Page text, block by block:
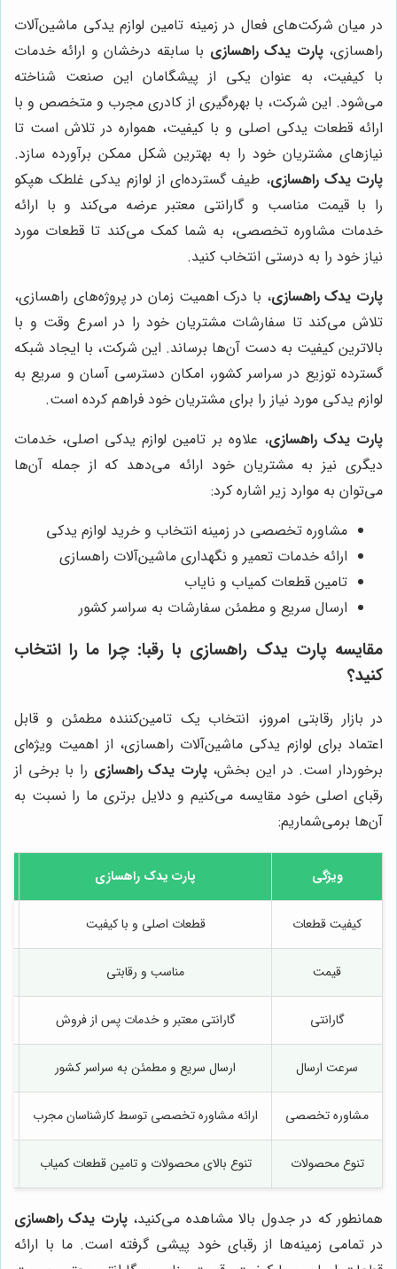
در میان شرکت‌های فعال در زمینه تامین لوازم یدکی ماشین‌آلات
راهسازی،پارت یدک راهسازی با سابقه درخشان و ارائه خدمات
با کیفیت، به عنوان یکی از پیشگامان این صنعت شناخته
می‌شود. این شرکت، با بهره‌گیری از کادری مجرب و متخصص و با
ارائه قطعات یدکی اصلی و با کیفیت، همواره در تلاش است تا
نیازهای مشتریان خود را به بهترین شکل ممکن برآورده سازد.
پارت یدک راهسازی، طیف گسترده‌ای از لوازم یدکی غلطک هپکو
را با قیمت مناسب و گارانتی معتبر عرضه می‌کند و با ارائه
خدمات مشاوره تخصصی، به شما کمک می‌کند تا قطعات مورد
نیاز خود را به درستی انتخاب کنید.
پارت یدک راهسازی، با درک اهمیت زمان در پروژه‌های راهسازی،
تلاش می‌کند تا سفارشات مشتریان خود را در اسرع وقت و با
بالاترین کیفیت به دست آن‌ها برساند. این شرکت، با ایجاد شبکه
گسترده توزیع در سراسر کشور، امکان دسترسی آسان و سریع به
لوازم یدکی مورد نیاز را برای مشتریان خود فراهم کرده است.
پارت یدک راهسازی، علاوه بر تامین لوازم یدکی اصلی، خدمات
دیگری نیز به مشتریان خود ارائه می‌دهد که از جمله آن‌ها
می‌توان به موارد زیر اشاره کرد:
مشاوره تخصصی در زمینه انتخاب و خرید لوازم یدکی
ارائه خدمات تعمیر و نگهداری ماشین‌آلات راهسازی
تامین قطعات کمیاب و نایاب
ارسال سریع و مطمئن سفارشات به سراسر کشور
مقایسهپارت یدک راهسازی با رقبا: چرا ما را انتخاب
کنید؟
در بازار رقابتی امروز، انتخاب یک تامین‌کننده مطمئن و قابل
اعتماد برای لوازم یدکی ماشین‌آلات راهسازی، از اهمیت ویژه‌ای
برخوردار است. در این بخش،پارت یدک راهسازی را با برخی از
رقبای اصلی خود مقایسه می‌کنیم و دلایل برتری ما را نسبت به
آن‌ها برمی‌شماریم:
ویژگی پارت یدک راهسازی
کیفیت قطعات قطعات اصلی و با کیفیت
قیمت مناسب و رقابتی
گارانتی گارانتی معتبر و خدمات پس از فروش
سرعت ارسال ارسال سریع و مطمئن به سراسر کشور
مشاوره تخصصی ارائه مشاوره تخصصی توسط کارشناسان مجرب
تنوع محصولات تنوع بالای محصولات و تامین قطعات کمیاب
همانطور که در جدول بالا مشاهده می‌کنید،پارت یدک راهسازی
در تمامی زمینه‌ها از رقبای خود پیشی گرفته است. ما با ارائه